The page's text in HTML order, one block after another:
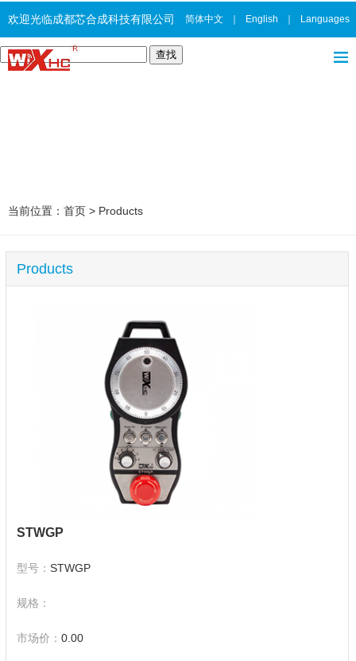
欢迎光临成都芯合成科技有限公司 简体中文 English Languages
当前位置： 首页 > Products
Products
STWGP
型号： STWGP
规格：
市场价： 0.00